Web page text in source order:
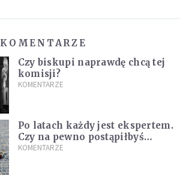
KOMENTARZE
Czy biskupi naprawdę chcą tej
komisji?
KOMENTARZE
Po latach każdy jest ekspertem.
Czy na pewno postąpiłbyś
inaczej?
KOMENTARZE